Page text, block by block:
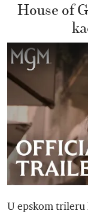
House of
U epskom trileru